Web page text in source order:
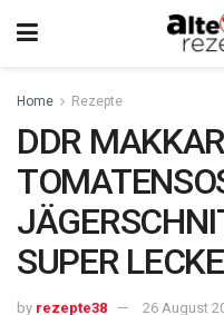
Home Rezepte
DDR
SUPER
by rezepte38 26 August